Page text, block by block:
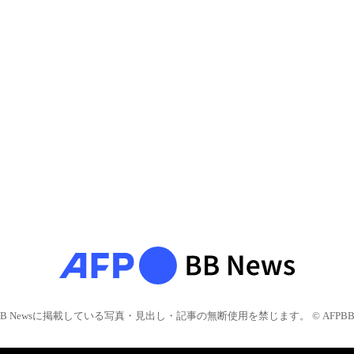
Newsに掲載している写真・見出し・記事の無断使用を禁じます。 © AFPBB